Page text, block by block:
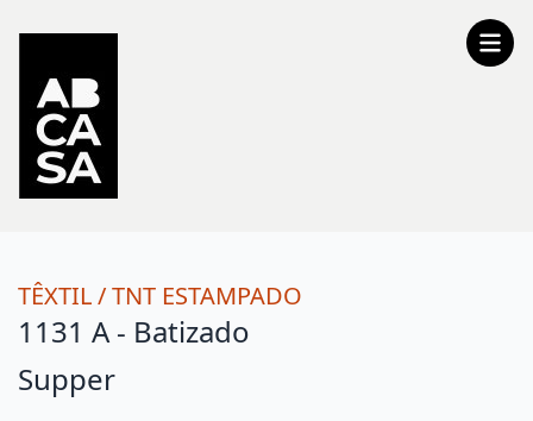
TÊXTIL/TNT ESTAMPADO
1131 A - Batizado
Supper